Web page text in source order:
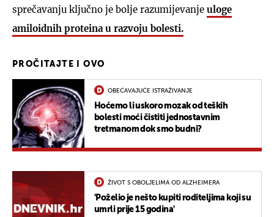
sprečavanju ključno je bolje razumijevanje uloge
amiloidnih proteina u razvoju bolesti.
PROČITAJTE I OVO
OBEĆAVAJUĆE ISTRAŽIVANJE
Hoćemo li uskoro mozak od teških
bolesti moći čistiti jednostavnim
tretmanom dok smo budni?
ŽIVOT S OBOLJELIMA OD ALZHEIMERA
'Poželio je nešto kupiti roditeljima koji su
umrli prije 15 godina'